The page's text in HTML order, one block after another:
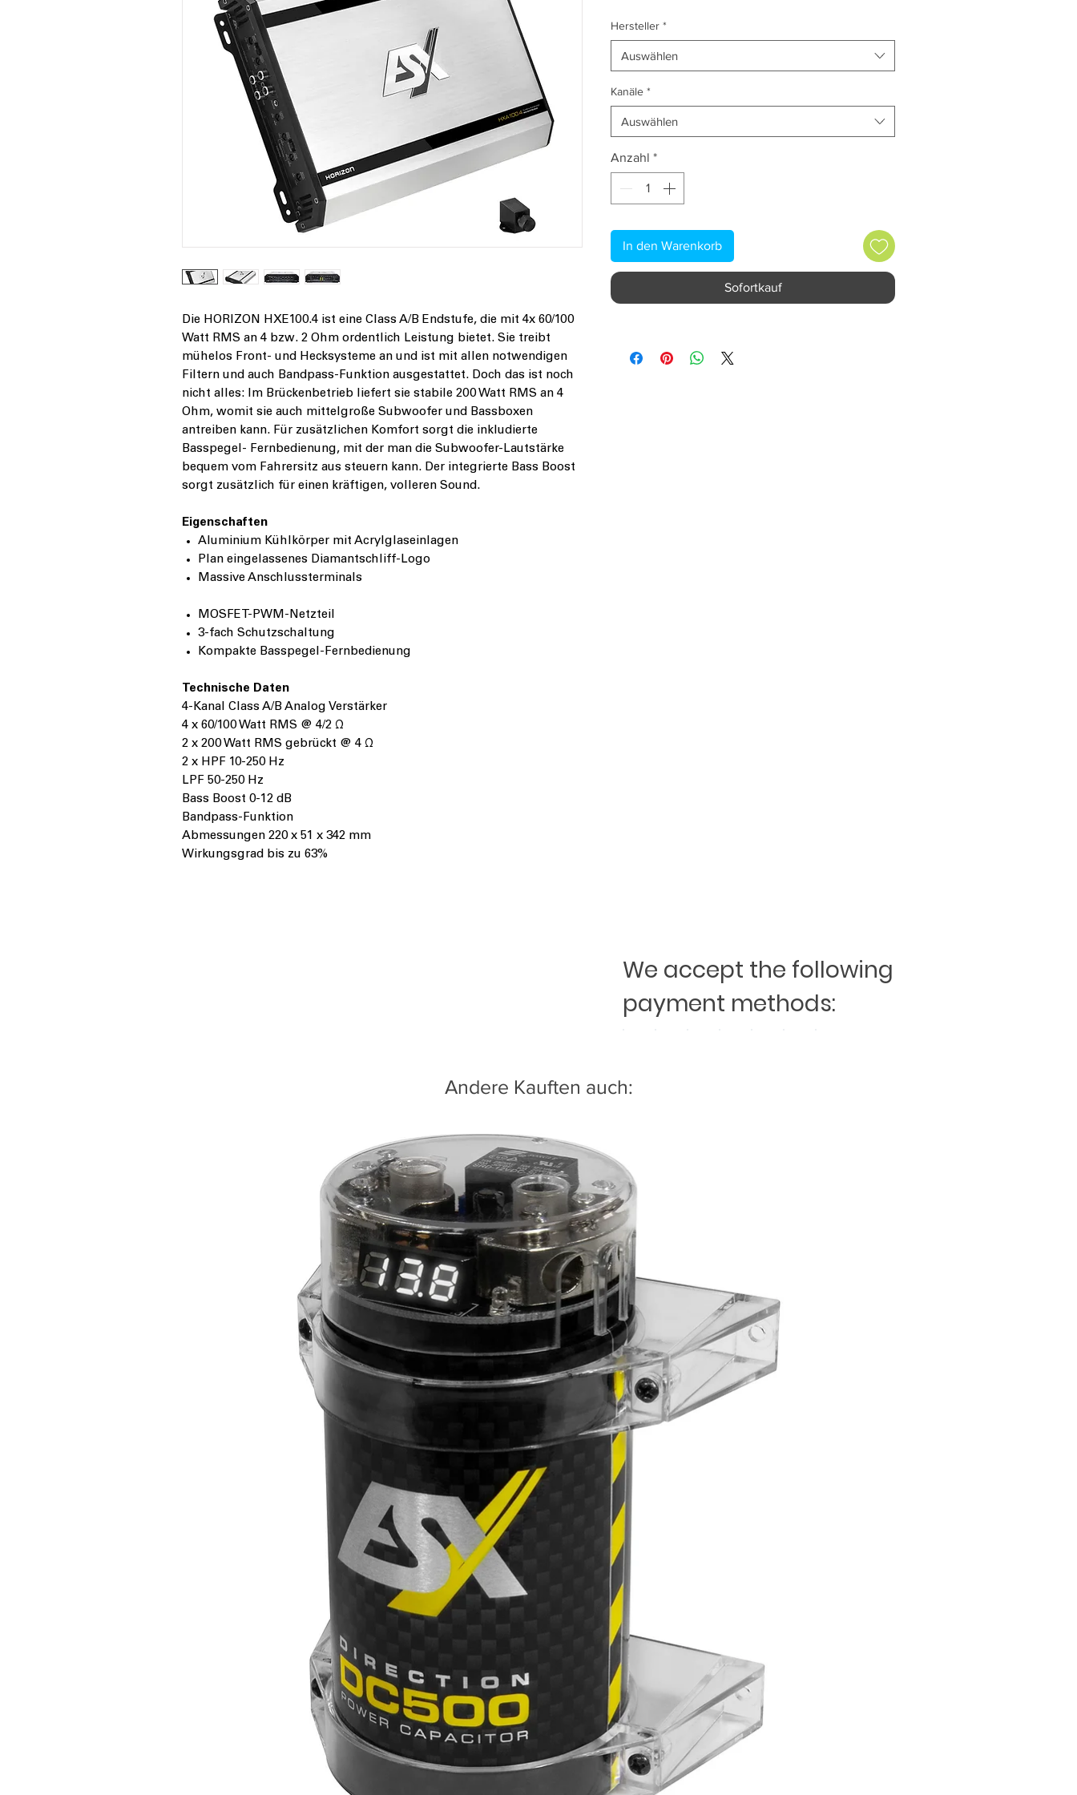
Die HORIZON HXE100.4 ist eine Class A/B Endstufe, die mit 4x 60/100
Watt RMS an 4 bzw. 2 Ohm ordentlich Leistung bietet. Sie treibt
mühelos Front- und Hecksysteme an und ist mit allen notwendigen
Filtern und auch Bandpass-Funktion ausgestattet. Doch das ist noch
nicht alles: Im Brückenbetrieb liefert sie stabile 200 Watt RMS an 4
Ohm, womit sie auch mittelgroße Subwoofer und Bassboxen
antreiben kann. Für zusätzlichen Komfort sorgt die inkludierte
Basspegel- Fernbedienung, mit der man die Subwoofer-Lautstärke
bequem vom Fahrersitz aus steuern kann. Der integrierte Bass Boost
sorgt zusätzlich für einen kräftigen, volleren Sound.
Eigenschaften
Aluminium Kühlkörper mit Acrylglaseinlagen
Plan eingelassenes Diamantschliff-Logo
Massive Anschlussterminals
MOSFET-PWM-Netzteil
3-fach Schutzschaltung
Kompakte Basspegel-Fernbedienung
Technische Daten
4-Kanal Class A/B Analog Verstärker
4 x 60/100 Watt RMS @ 4/2 Ω
2 x 200 Watt RMS gebrückt @ 4 Ω
2 x HPF 10-250 Hz
LPF 50-250 Hz
Bass Boost 0-12 dB
Bandpass-Funktion
Abmessungen 220 x 51 x 342 mm
Wirkungsgrad bis zu 63%
Hersteller *
Auswählen
Kanäle *
Auswählen
Anzahl *
In den Warenkorb
Sofortkauf
We accept the following
payment methods:
Andere Kauften auch: